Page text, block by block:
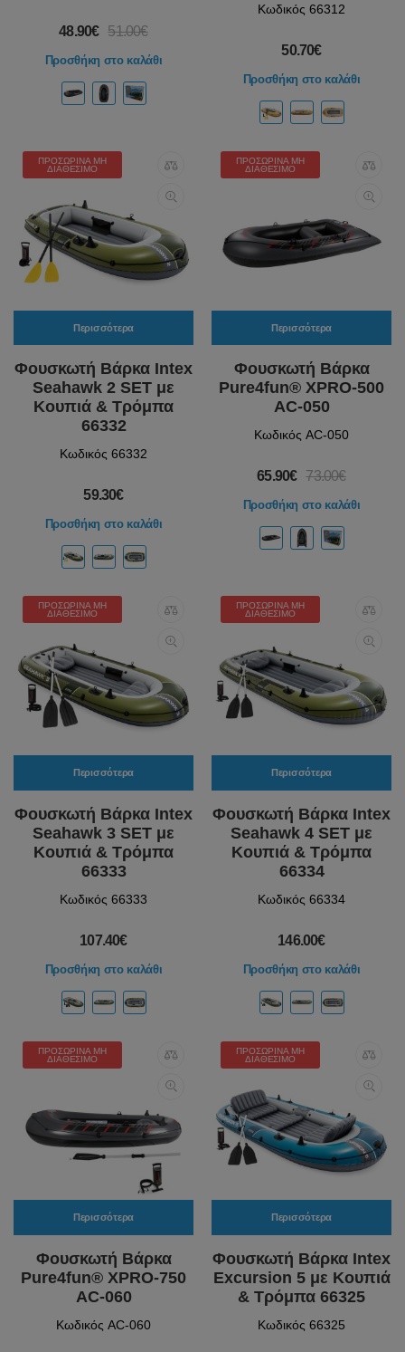
48.90€ 51.00€
Προσθήκη στο καλάθι
Κωδικός 66312
50.70€
Προσθήκη στο καλάθι
ΠΡΟΣΩΡΙΝΆ ΜΗ
ΔΙΑΘΈΣΙΜΟ
Περισσότερα
Φουσκωτή Βάρκα Intex
Seahawk 2 SET με
Κουπιά & Τρόμπα
66332
Κωδικός 66332
59.30€
Προσθήκη στο καλάθι
ΠΡΟΣΩΡΙΝΆ ΜΗ
ΔΙΑΘΈΣΙΜΟ
Περισσότερα
Φουσκωτή Βάρκα
Pure4fun® XPRO-500
AC-050
Κωδικός AC-050
65.90€ 73.00€
Προσθήκη στο καλάθι
ΠΡΟΣΩΡΙΝΆ ΜΗ
ΔΙΑΘΈΣΙΜΟ
Περισσότερα
Φουσκωτή Βάρκα Intex
Seahawk 3 SET με
Κουπιά & Τρόμπα
66333
Κωδικός 66333
107.40€
Προσθήκη στο καλάθι
ΠΡΟΣΩΡΙΝΆ ΜΗ
ΔΙΑΘΈΣΙΜΟ
Περισσότερα
Φουσκωτή Βάρκα Intex
Seahawk 4 SET με
Κουπιά & Τρόμπα
66334
Κωδικός 66334
146.00€
Προσθήκη στο καλάθι
ΠΡΟΣΩΡΙΝΆ ΜΗ
ΔΙΑΘΈΣΙΜΟ
Περισσότερα
Φουσκωτή Βάρκα
Pure4fun® XPRO-750
AC-060
Κωδικός AC-060
ΠΡΟΣΩΡΙΝΆ ΜΗ
ΔΙΑΘΈΣΙΜΟ
Περισσότερα
Φουσκωτή Βάρκα Intex
Excursion 5 με Κουπιά
& Τρόμπα 66325
Κωδικός 66325